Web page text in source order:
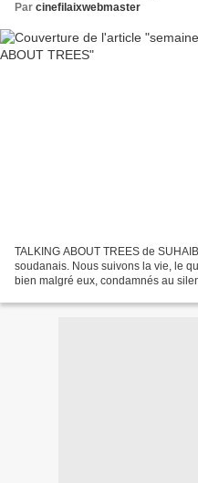
Par cinefilaixwebmaster
TALKING ABOUT TREES de
soudanais. Nous suivons la vie, le
bien malgré eux, condamnés au